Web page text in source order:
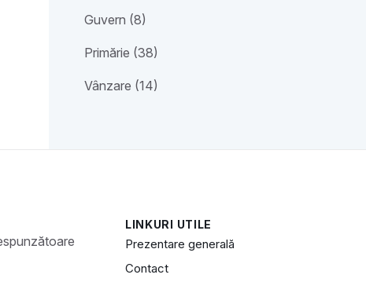
Guvern (8)
Primărie (38)
Vânzare (14)
LINKURI UTILE
Prezentare generală
Contact